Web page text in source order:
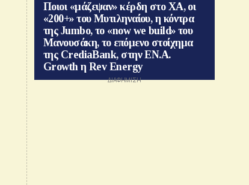
Ποιοι «μάζεψαν» κέρδη στο ΧΑ, οι
«200+» του Μυτιληναίου, η κόντρα
της Jumbo, το «now we build» του
Μανουσάκη, το επόμενο στοίχημα
της CrediaBank, στην ΕΝ.Α.
Growth η Rev Energy